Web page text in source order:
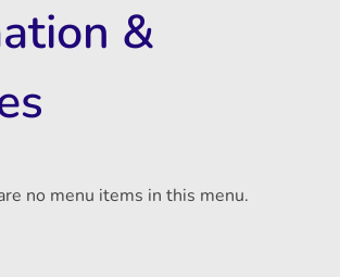
&
no menu items in this menu.